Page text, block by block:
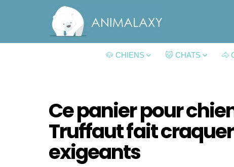
🐶 CHIENS 🐱 CHATS 🐴
Ce panier pour
Truffaut fait
exigeants